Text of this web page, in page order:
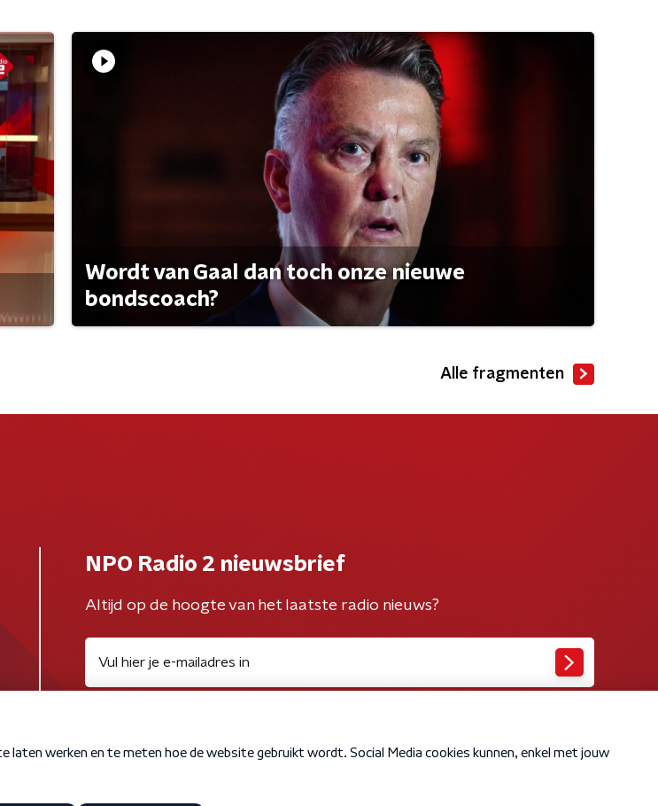
Wordt van Gaal dan toch onze nieuwe
bondscoach?
Alle fragmenten
NPO Radio 2 nieuwsbrief
Altijd op de hoogte van het laatste radio nieuws?